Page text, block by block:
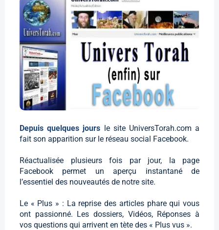
Depuis quelques jours
le site UniversTorah.com a
fait son apparition sur le réseau social Facebook.
Réactualisée plusieurs fois par jour, la page
Facebook permet un aperçu instantané de
l’essentiel des nouveautés de notre site.
Le « Plus » : La reprise des articles phare qui vous
ont passionné. Les dossiers, Vidéos, Réponses à
vos questions qui arrivent en tète des « Plus vus ».